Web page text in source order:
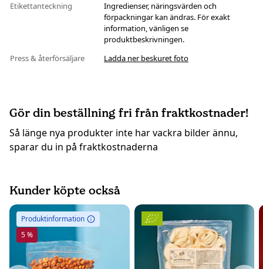
Etikettanteckning
Ingredienser, näringsvärden och
förpackningar kan ändras. För exakt
information, vänligen se
produktbeskrivningen.
Press & återförsäljare
Ladda ner beskuret foto
Gör din beställning fri från fraktkostnader!
Så länge nya produkter inte har vackra bilder ännu,
sparar du in på fraktkostnaderna
Kunder köpte också
Produktinformation
5 %